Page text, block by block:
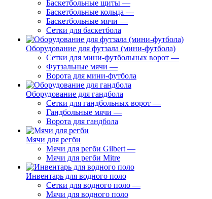
Баскетбольные щиты —
Баскетбольные кольца —
Баскетбольные мячи —
Сетки для баскетбола
Оборудование для футзала (мини-футбола)
Сетки для мини-футбольных ворот —
Футзальные мячи —
Ворота для мини-футбола
Оборудование для гандбола
Сетки для гандбольных ворот —
Гандбольные мячи —
Ворота для гандбола
Мячи для регби
Мячи для регби Gilbert —
Мячи для регби Mitre
Инвентарь для водного поло
Сетки для водного поло —
Мячи для водного поло